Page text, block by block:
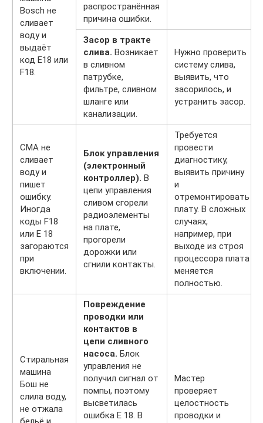
Bosch не
сливает
воду и
выдаёт
код E18 или
F18.
распространённая
причина ошибки.
Засор в тракте
слива. Возникает
в сливном
патрубке,
фильтре, сливном
шланге или
канализации.
Нужно проверить
систему слива,
выявить, что
засорилось, и
устранить засор.
СМА не
сливает
воду и
пишет
ошибку.
Иногда
коды F18
или E 18
загораются
при
включении.
Блок управления
(электронный
контроллер). В
цепи управления
сливом сгорели
радиоэлементы
на плате,
прогорели
дорожки или
сгнили контакты.
Требуется
провести
диагностику,
выявить причину
и
отремонтировать
плату. В сложных
случаях,
например, при
выходе из строя
процессора плата
меняется
полностью.
Стиральная
машина
Бош не
слила воду,
не отжала
Повреждение
проводки или
контактов в
цепи сливного
насоса. Блок
управления не
получил сигнал от
помпы, поэтому
высветилась
ошибка Е 18. В
Мастер
проверяет
целостность
проводки и